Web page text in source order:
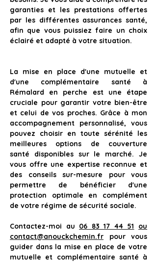
garanties et les prestations offertes
par les différentes assurances santé,
afin que vous puissiez faire un choix
éclairé et adapté à votre situation.
La mise en place d'une mutuelle et
d'une complémentaire santé à
Rémalard en perche est une étape
cruciale pour garantir votre bien-être
et celui de vos proches. Grâce à mon
accompagnement personnalisé, vous
pouvez choisir en toute sérénité les
meilleures options de couverture
santé disponibles sur le marché. Je
vous offre une expertise reconnue et
des conseils sur-mesure pour vous
permettre de bénéficier d'une
protection optimale en complément
de votre régime de sécurité sociale.
Contactez-moi au 06 83 17 44 51
ou
contact@anouckchemin.fr
pour vous
guider dans la mise en place de votre
mutuelle et complémentaire santé à